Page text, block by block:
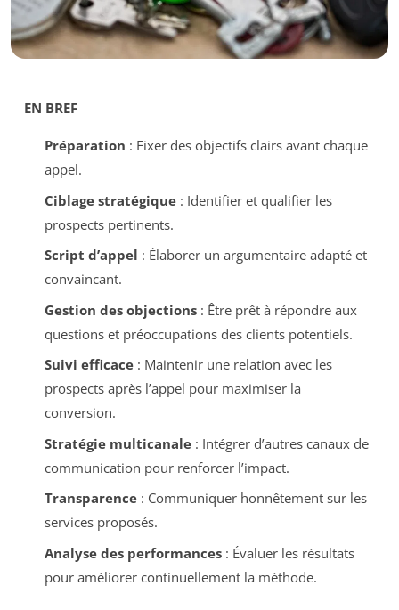
EN BREF
Préparation : Fixer des objectifs clairs avant chaque
appel.
Ciblage stratégique: Identifier et qualifier les
prospects pertinents.
Script d’appel : Élaborer un argumentaire adapté et
convaincant.
Gestion des objections: Être prêt à répondre aux
questions et préoccupations des clients potentiels.
Suivi efficace: Maintenir une relation avec les
prospects après l’appel pour maximiser la
conversion.
Stratégie multicanale: Intégrer d’autres canaux de
communication pour renforcer l’impact.
Transparence: Communiquer honnêtement sur les
services proposés.
Analyse des performances: Évaluer les résultats
pour améliorer continuellement la méthode.